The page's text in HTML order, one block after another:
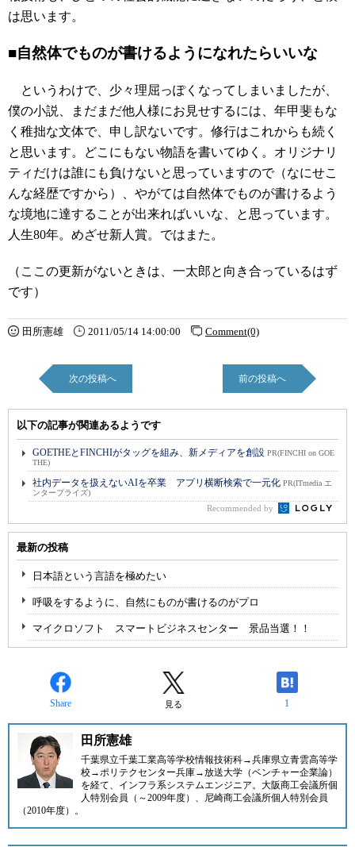
は思います。
■自然体でものが書けるようになれたらいいな
というわけで、少々理屈っぽくなってしまいましたが、
僕の小説、まだまだ他人様にお見せするには、年甲斐もな
く稚拙な文体で、申し訳ないです。修行はこれからも続く
と思います。どこにもない物語を書いてゆく。オリジナリ
ティだけは誰にも負けないと思っていますので（なにせこ
んな経歴ですから）、やがては自然体でものが書けるよう
な境地に達することが出来ればいいな、と思っています。
人生80年。めざせ新人賞。ではまた。
（ここの更新がないときは、一太郎と向き合っているはず
です）
田所憲雄 2011/05/14 14:00:00 Comment(0)
次の投稿へ 前の投稿へ
以下の記事が関連あるようです
GOETHEとFINCHIがタッグを組み、新メディアを創設 PR(FINCHI on GOE
THE)
社内データを扱えないAIを卒業 アプリ横断検索で一元化 PR(ITmedia エ
ンタープライズ)
Recommended by
最新の投稿
日本語という言語を極めたい
呼吸をするように、自然にものが書けるのがプロ
マイクロソフト スマートビジネスセンター 景品当選！！
Share 見る 1
田所憲雄
千葉県立千葉工業高等学校情報技術科→兵庫県立青雲高等学
校→ポリテクセンター兵庫→放送大学（ベンチャー企業論）
を経て、インフラ系システムエンジニア。大阪商工会議所個
人特別会員（～2009年度）、尼崎商工会議所個人特別会員
（2010年度）。